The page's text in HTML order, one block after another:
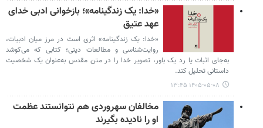
«خدا: یک زندگینامه»؛ بازخوانی ادبی خدای
عهد عتیق
«خدا: یک زندگینامه» اثری است در مرز میان ادبیات،
روایت‌شناسی و مطالعات دینی؛ کتابی که می‌کوشد
به‌جای اثبات یا رد یک باور، تصویر خدا را در متن مقدس به‌عنوان یک شخصیت
داستانی تحلیل کند.
۱۴۰۵-۰۵-۰۸ ۱۳:۴۵
مخالفان سهروردی هم نتوانستند عظمت
او را نادیده بگیرند